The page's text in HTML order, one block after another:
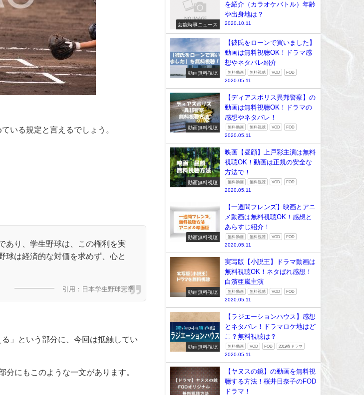
いる規定と言えるでしょう。
あり、学生野球は、この権利を実
球は経済的な対価を求めず、心と
引用：日本学生野球憲章
る」という部分に、今回は抵触してい
分にもこのような一文があります。
芸能時事ニュース
を紹介（カラオケバトル）年齢
や出身地は？
2020.10.11
動画無料視聴
【彼氏をローンで買いました】
動画は無料視聴OK！ドラマ感
想やネタバレ紹介
無料動画 無料視聴 VOD FOD
2020.05.11
動画無料視聴
【ディアスポリス異邦警察】の
動画は無料視聴OK！ドラマの
感想やネタバレ！
無料動画 無料視聴 VOD FOD
2020.05.11
動画無料視聴
映画【昼顔】上戸彩主演は無料
視聴OK！動画は正規の安全な
方法で！
無料動画 無料視聴 VOD FOD
2020.05.11
動画無料視聴
【一週間フレンズ】映画とアニ
メ動画は無料視聴OK！感想と
あらすじ紹介！
無料動画 無料視聴 VOD FOD
2020.05.11
動画無料視聴
実写版【小説王】ドラマ動画は
無料視聴OK！ネタばれ感想！
白濱亜嵐主演
無料動画 無料視聴 VOD FOD
2020.05.11
動画無料視聴
【ラジエーションハウス】感想
とネタバレ！ドラマロケ地はど
こ？無料視聴は？
無料動画 VOD FOD 2019春ドラマ
2020.05.11
【ヤヌスの鏡】の動画を無料視
聴する方法！桜井日奈子のFOD
ドラマ！